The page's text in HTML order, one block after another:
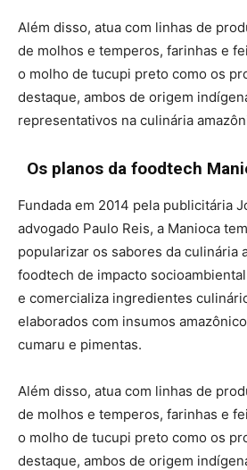
Além disso, atua com linhas de
de molhos e temperos, farinhas e
o molho de tucupi preto como os
destaque, ambos de origem
representativos na culinária
Os planos da foodtech
Fundada em 2014 pela publicitária
advogado Paulo Reis, a Manioca
popularizar os sabores da culinária
foodtech de impacto
e comercializa ingredientes
elaborados com insumos
cumaru e pimentas.
Além disso, atua com linhas de
de molhos e temperos, farinhas e
o molho de tucupi preto como os
destaque, ambos de origem